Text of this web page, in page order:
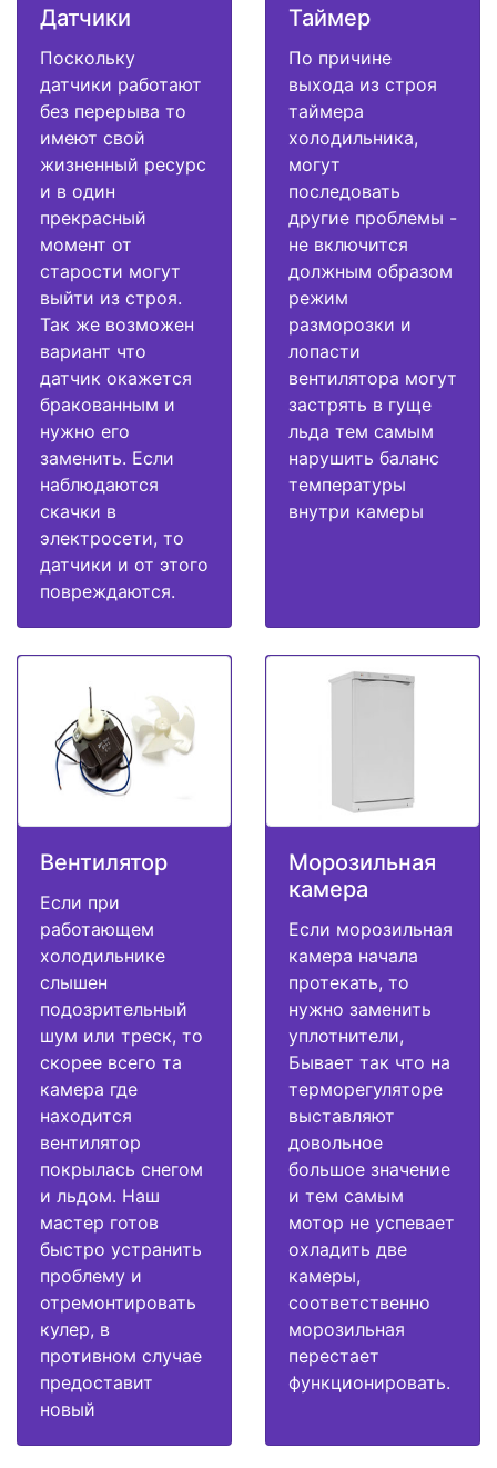
Датчики
Поскольку
датчики работают
без перерыва то
имеют свой
жизненный ресурс
и в один
прекрасный
момент от
старости могут
выйти из строя.
Так же возможен
вариант что
датчик окажется
бракованным и
нужно его
заменить. Если
наблюдаются
скачки в
электросети, то
датчики и от этого
повреждаются.
Таймер
По причине
выхода из строя
таймера
холодильника,
могут
последовать
другие проблемы -
не включится
должным образом
режим
разморозки и
лопасти
вентилятора могут
застрять в гуще
льда тем самым
нарушить баланс
температуры
внутри камеры
Вентилятор
Если при
работающем
холодильнике
слышен
подозрительный
шум или треск, то
скорее всего та
камера где
находится
вентилятор
покрылась снегом
и льдом. Наш
мастер готов
быстро устранить
проблему и
отремонтировать
кулер, в
противном случае
предоставит
новый
Морозильная
камера
Если морозильная
камера начала
протекать, то
нужно заменить
уплотнители,
Бывает так что на
терморегуляторе
выставляют
довольное
большое значение
и тем самым
мотор не успевает
охладить две
камеры,
соответственно
морозильная
перестает
функционировать.